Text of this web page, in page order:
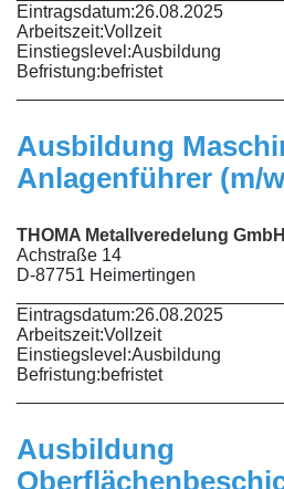
Eintragsdatum:26.08.2025
Arbeitszeit:Vollzeit
Einstiegslevel:Ausbildung
Befristung:befristet
Ausbildung
Anlagenführer (m/
THOMA Metallveredelung GmbH
Achstraße 14
D-87751 Heimertingen
Eintragsdatum:26.08.2025
Arbeitszeit:Vollzeit
Einstiegslevel:Ausbildung
Befristung:befristet
Ausbildung